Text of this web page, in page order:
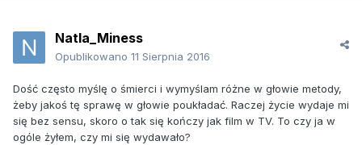
Natla_Miness
Opublikowano 11 Sierpnia 2016
Dość często myślę o śmierci i wymyślam różne w głowie metody,
żeby jakoś tę sprawę w głowie poukładać. Raczej życie wydaje mi
się bez sensu, skoro o tak się kończy jak film w TV. To czy ja w
ogóle żyłem, czy mi się wydawało?